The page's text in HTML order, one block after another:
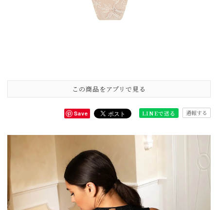
この商品をアプリで見る
Save LINEで送る 通報する